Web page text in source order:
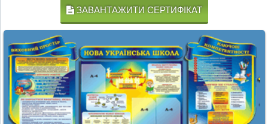
ЗАВАНТАЖИТИ СЕРТИФІКАТ